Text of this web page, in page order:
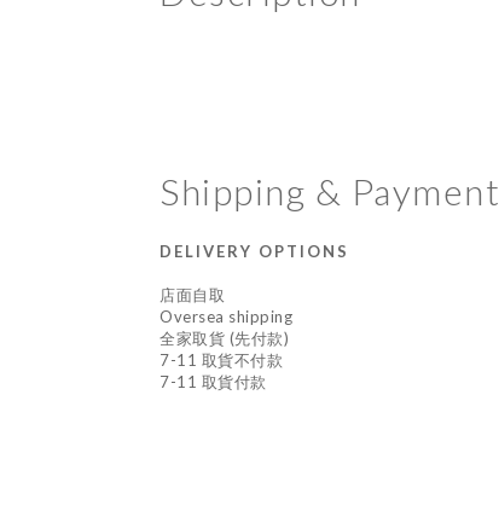
Shipping & Payment
DELIVERY OPTIONS
店面自取
Oversea shipping
全家取貨 (先付款)
7-11 取貨不付款
7-11 取貨付款